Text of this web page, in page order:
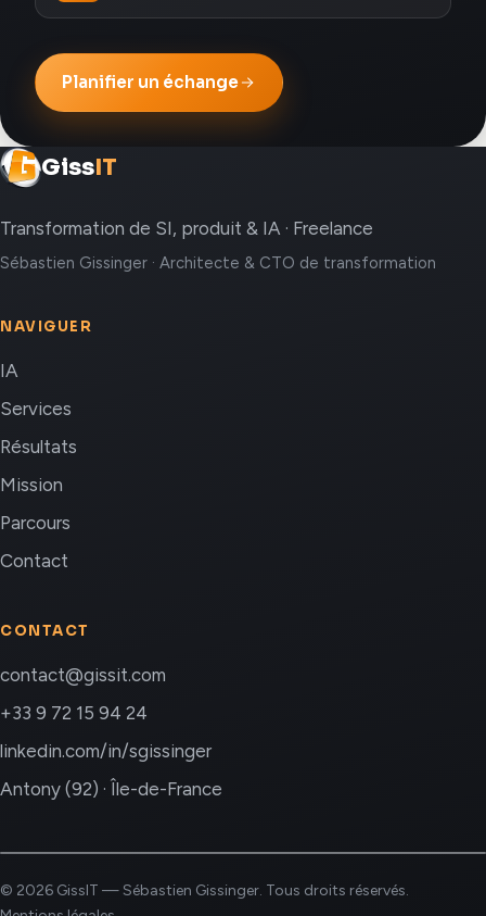
Planifier un échange
GissIT
Transformation de SI, produit & IA · Freelance
Sébastien Gissinger · Architecte & CTO de transformation
NAVIGUER
IA
Services
Résultats
Mission
Parcours
Contact
CONTACT
contact@gissit.com
+33 9 72 15 94 24
linkedin.com/in/sgissinger
Antony (92) · Île-de-France
© 2026 GissIT — Sébastien Gissinger. Tous droits réservés.